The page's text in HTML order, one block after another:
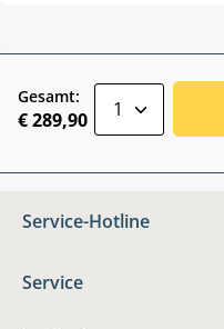
Gesamt:
€ 289,90
Service-Hotline
Service